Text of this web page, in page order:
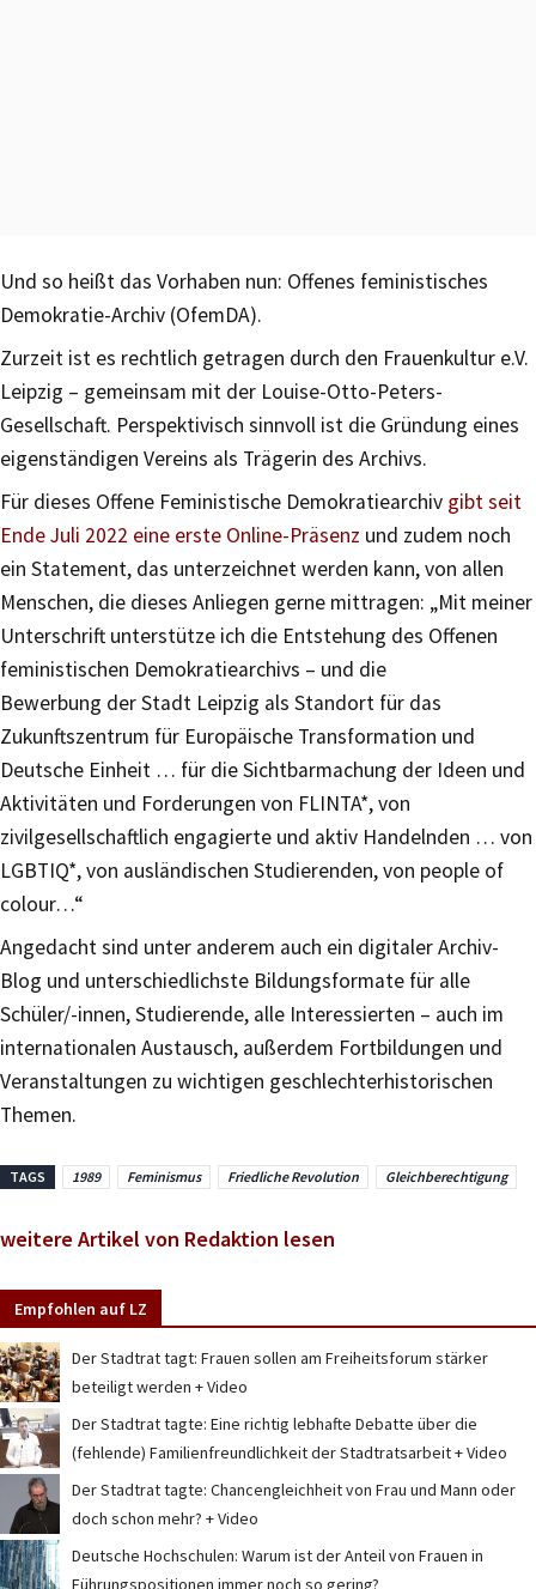
Und so heißt das Vorhaben nun: Offenes feministisches
Demokratie-Archiv (OfemDA).
Zurzeit ist es rechtlich getragen durch den Frauenkultur e.V.
Leipzig – gemeinsam mit der Louise-Otto-Peters-
Gesellschaft. Perspektivisch sinnvoll ist die Gründung eines
eigenständigen Vereins als Trägerin des Archivs.
Für dieses Offene Feministische Demokratiearchiv gibt seit
Ende Juli 2022 eine erste Online-Präsenz und zudem noch
ein Statement, das unterzeichnet werden kann, von allen
Menschen, die dieses Anliegen gerne mittragen: „Mit meiner
Unterschrift unterstütze ich die Entstehung des Offenen
feministischen Demokratiearchivs – und die
Bewerbung der Stadt Leipzig als Standort für das
Zukunftszentrum für Europäische Transformation und
Deutsche Einheit … für die Sichtbarmachung der Ideen und
Aktivitäten und Forderungen von FLINTA*, von
zivilgesellschaftlich engagierte und aktiv Handelnden … von
LGBTIQ*, von ausländischen Studierenden, von people of
colour…“
Angedacht sind unter anderem auch ein digitaler Archiv-
Blog und unterschiedlichste Bildungsformate für alle
Schüler/-innen, Studierende, alle Interessierten – auch im
internationalen Austausch, außerdem Fortbildungen und
Veranstaltungen zu wichtigen geschlechterhistorischen
Themen.
TAGS 1989 Feminismus Friedliche Revolution Gleichberechtigung
weitere Artikel von Redaktion lesen
Empfohlen auf LZ
Der Stadtrat tagt: Frauen sollen am Freiheitsforum stärker
beteiligt werden + Video
Der Stadtrat tagte: Eine richtig lebhafte Debatte über die
(fehlende) Familienfreundlichkeit der Stadtratsarbeit + Video
Der Stadtrat tagte: Chancengleichheit von Frau und Mann oder
doch schon mehr? + Video
Deutsche Hochschulen: Warum ist der Anteil von Frauen in
Führungspositionen immer noch so gering?